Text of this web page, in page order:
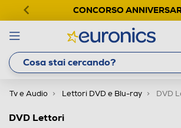
CONCORSO
Tv e Audio Lettori DVD e Blu-ray DVD
DVD Lettori